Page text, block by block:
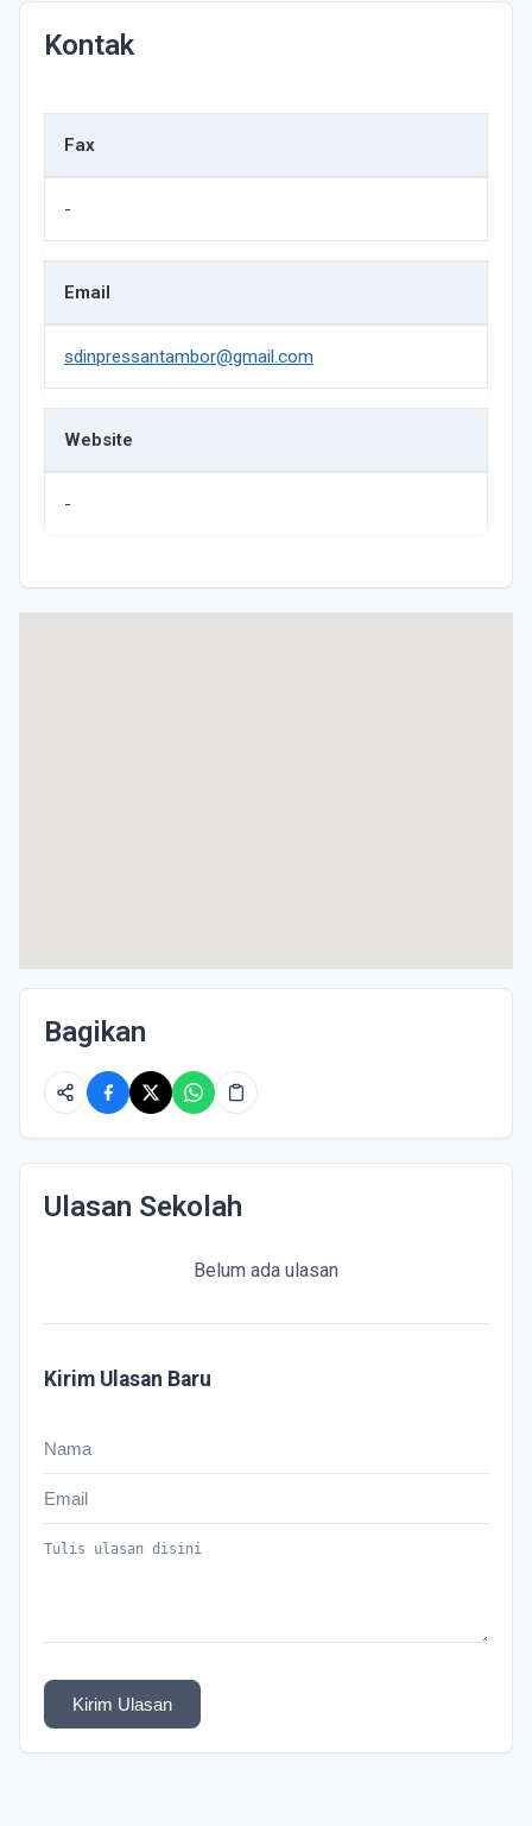
Kontak
Fax
-
Email
sdinpressantambor@gmail.com
Website
-
Bagikan
Ulasan Sekolah
Belum ada ulasan
Kirim Ulasan Baru
Kirim Ulasan